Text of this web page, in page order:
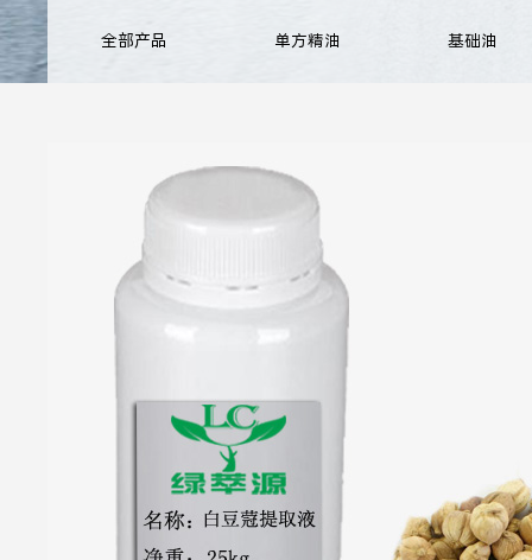
全部产品 单方精油 基础油